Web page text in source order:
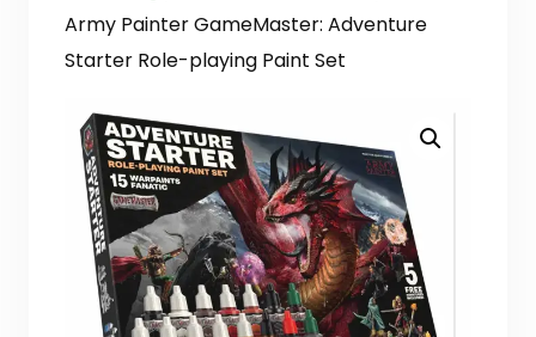
Army Painter GameMaster: Adventure
Starter Role-playing Paint Set